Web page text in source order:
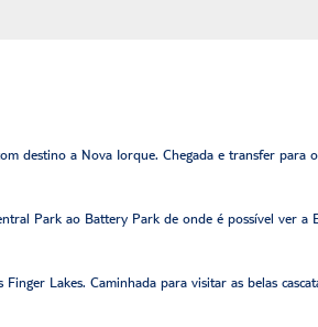
destino a Nova Iorque. Chegada e transfer para
Park ao Battery Park de onde é possível ver a
Lakes. Caminhada para visitar as belas